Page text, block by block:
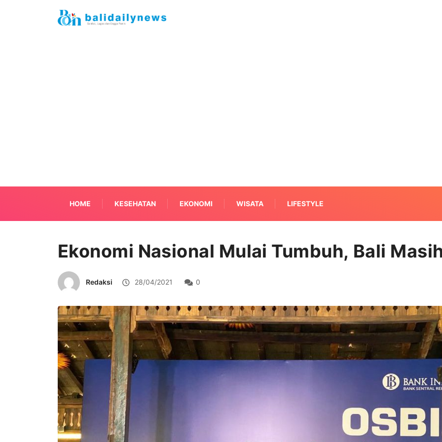
HOME KESEHATAN EKONOMI WISATA LIFESTYLE
Ekonomi Nasional Mulai Tumbuh, Bali
Redaksi 28/04/2021 0